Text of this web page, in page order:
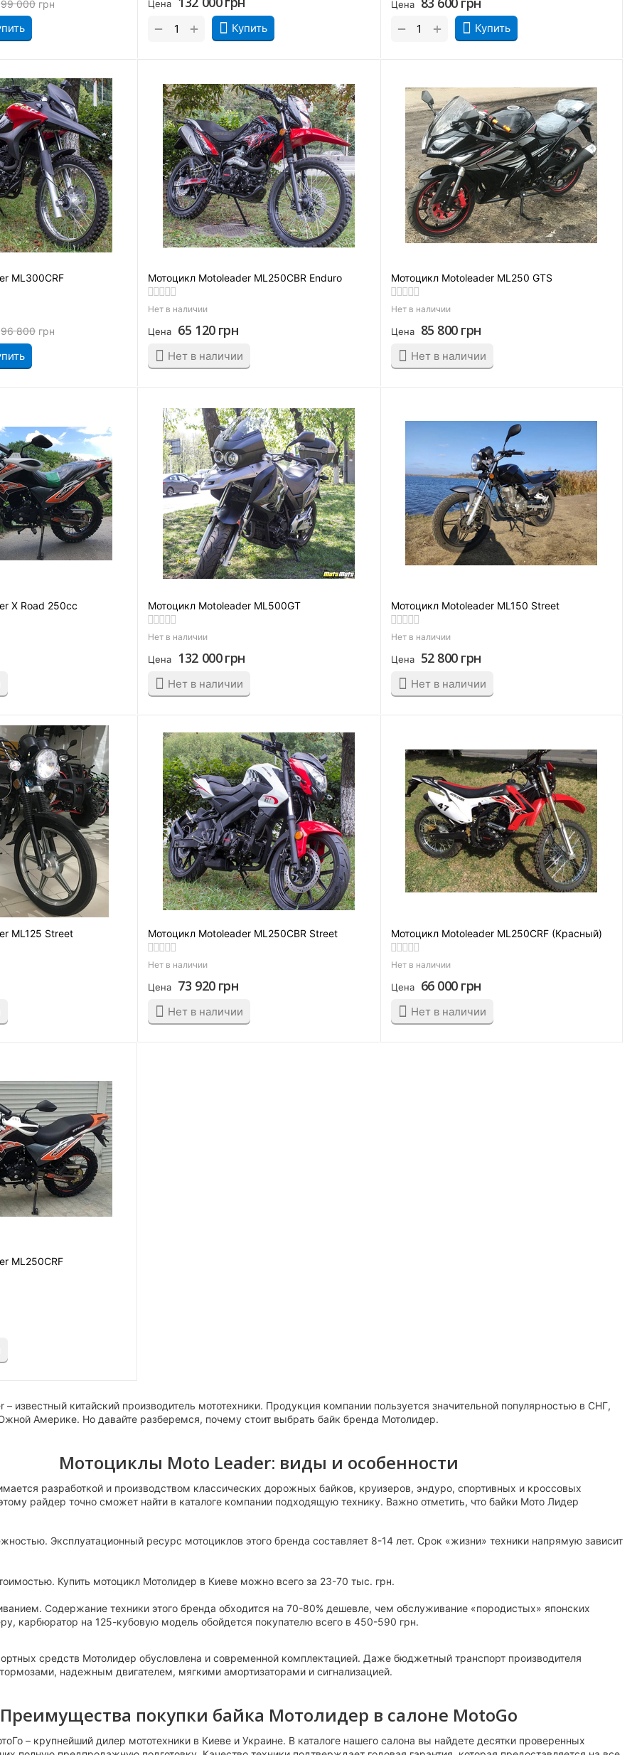
– известный китайский производитель мототехники. Продукция компании пользуется значительной популярностью в СНГ,
Америке. Но давайте разберемся, почему стоит выбрать байк бренда Мотолидер.
Мотоциклы Moto Leader: виды и особенности
разработкой и производством классических дорожных байков, круизеров, эндуро, спортивных и кроссовых
райдер точно сможет найти в каталоге компании подходящую технику. Важно отметить, что байки Мото Лидер
Эксплуатационный ресурс мотоциклов этого бренда составляет 8-14 лет. Срок «жизни» техники напрямую зависит
Купить мотоцикл Мотолидер в Киеве можно всего за 23-70 тыс. грн.
Содержание техники этого бренда обходится на 70-80% дешевле, чем обслуживание «породистых» японских
карбюратор на 125-кубовую модель обойдется покупателю всего в 450-590 грн.
средств Мотолидер обусловлена и современной комплектацией. Даже бюджетный транспорт производителя
надежным двигателем, мягкими амортизаторами и сигнализацией.
Преимущества покупки байка Мотолидер в салоне MotoGo
– крупнейший дилер мототехники в Киеве и Украине. В каталоге нашего салона вы найдете десятки проверенных
99 000 грн Цена
Купить
+
−
Цена
Купить
+
−
ML300CRF
96 800 грн
Мотоцикл Motoleader ML250CBR Enduro
Нет в наличии
Цена 65 120 грн
Нет в наличии
Мотоцикл Motoleader ML250 GTS
Нет в наличии
Цена 85 800 грн
Нет в наличии
X Road 250cc Мотоцикл Motoleader ML500GT
Нет в наличии
Цена 132 000 грн
Нет в наличии
Мотоцикл Motoleader ML150 Street
Нет в наличии
Цена 52 800 грн
Нет в наличии
ML125 Street Мотоцикл Motoleader ML250CBR Street
Нет в наличии
Цена 73 920 грн
Нет в наличии
Мотоцикл Motoleader ML250CRF (Красный)
Нет в наличии
Цена 66 000 грн
Нет в наличии
ML250CRF